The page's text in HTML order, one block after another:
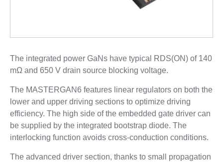
The integrated power GaNs have typical RDS(ON) of 140
mΩ and 650 V drain source blocking voltage.
The MASTERGAN6 features linear regulators on both the
lower and upper driving sections to optimize driving
efficiency. The high side of the embedded gate driver can
be supplied by the integrated bootstrap diode. The
interlocking function avoids cross-conduction conditions.
The advanced driver section, thanks to small propagation